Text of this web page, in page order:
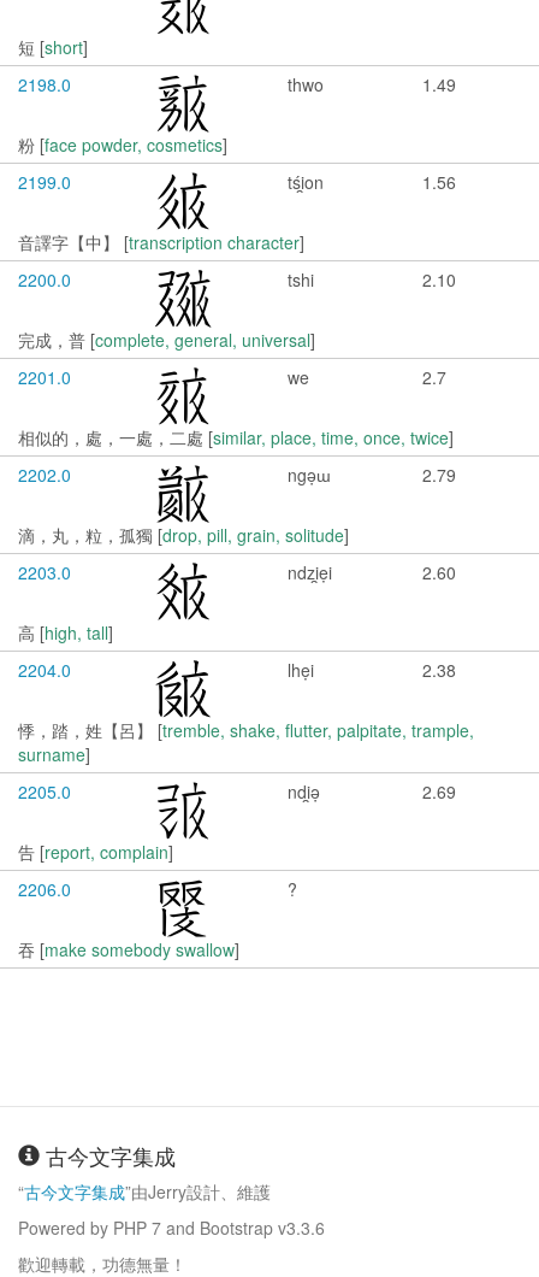
短 [short]
2198.0
thwo 1.49
粉 [face powder, cosmetics]
2199.0
tśi̯on 1.56
音譯字【中】 [transcription character]
2200.0
tshi 2.10
完成，普 [complete, general, universal]
2201.0
we 2.7
相似的，處，一處，二處 [similar, place, time, once, twice]
2202.0
ngə̣ɯ 2.79
滴，丸，粒，孤獨 [drop, pill, grain, solitude]
2203.0
ndzi̯ẹi 2.60
高 [high, tall]
2204.0
lhẹi 2.38
悸，踏，姓【呂】 [tremble, shake, flutter, palpitate, trample,
surname]
2205.0
ndi̯ə̣ 2.69
告 [report, complain]
2206.0
?
吞 [make somebody swallow]
古今文字集成
“古今文字集成”由Jerry設計、維護
Powered by PHP 7 and Bootstrap v3.3.6
歡迎轉載，功德無量！